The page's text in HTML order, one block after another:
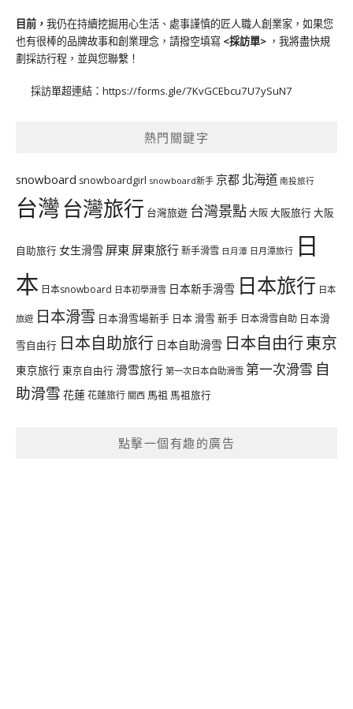
目前， 我仍在持續挖掘用心生活、處事謹慎的匠人職人創業家，如果您
也有很棒的品牌故事和創業理念，請撥空填寫 <採訪單> ，我將盡快規
劃採訪行程，並與您聯繫！
採訪單超連結： https://forms.gle/7KvGCEbcu7U7ySuN7
熱門關鍵字
snowboard snowboardgirl snowboard新手 京都 北海道 南投旅行
台灣台灣旅行 台灣旅遊 台灣景點大阪大阪旅行大阪
自助旅行 女生滑雪 屏東 屏東旅行新手滑雪 日月潭 日月潭旅行 日
本 日本snowboard 日本初學滑雪 日本新手滑雪 日本旅行 日本
旅遊 日本滑雪 日本滑雪場新手 日本 滑雪 新手 日本滑雪自助 日本滑
雪自由行 日本自助旅行 日本自助滑雪 日本自由行東京
東京旅行 東京自由行 滑雪旅行 第一次日本自助滑雪 第一次滑雪 自
助滑雪 花蓮花蓮旅行 關西 馬祖 馬祖旅行
點擊一個有趣的廣告